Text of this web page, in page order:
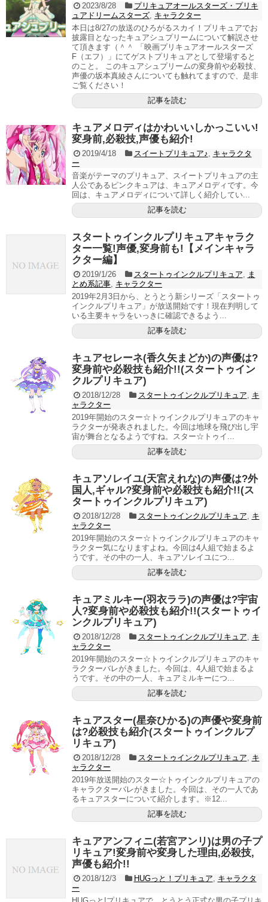
2023/8/28
プリキュアオールスターズ・プリキ
ュアドリームスターズ キャラクター
本日は8/27の放送のひろがるスカイ！プリキュアでお
披露目となったキュアシュプリームについて解説させ
て頂きます（＾＾ 「映画プリキュアオールスターズ
F（エフ）」にてゲストプリキュアとして登場すると
のこと。 このキュアシュプリームの変身前や必殺技、
声優の坂本真綾さんについても触れてますので、是非
ご覧ください！
記事を読む
キュアメロディはかわいいしかっこいい!
変身前,必殺技,声優も紹介!
2019/4/18 スイートプリキュア♪
キャラクタ
ー
音楽がテーマのプリキュア、スイートプリキュアの主
人公であるピンクキュアは、キュアメロディです。今
回は、キュアメロディについて詳しく紹介してい...
記事を読む
スタートゥインクルプリキュアキャラク
ター一覧!声優,変身前も!【メインキャラ
クター編】
2019/1/26 スタートゥインクルプリキュア
ま
とめ系記事 キャラクター
2019年2月3日から、とうとう新シリーズ「スタートゥ
インクルプリキュア」が放送開始です！現在判明して
いる主要キャラをいっきに確認できるよう...
記事を読む
キュアセレーネ(香久矢まどか)の声優は?
変身前や必殺技も紹介!!(スタートゥイン
クルプリキュア)
2018/12/28 スタートゥインクルプリキュア
キ
ャラクター
2019年開始のスター☆トゥインクルプリキュアのキャ
ラクターが発表されました。今回は地球を飛び出し宇
宙が舞台となるようですね。スター☆トゥイ...
記事を読む
キュアソレイユ(天宮えれな)の声優は?外
国人,ギャル?変身前や必殺技も紹介!!(ス
タートゥインクルプリキュア)
2018/12/28 スタートゥインクルプリキュア
キ
ャラクター
2019年開始のスター☆トゥインクルプリキュアのキャ
ラクター気になりますよね。今回は4人組で始まるよ
うです。その中の一人、キュアソレイユにつ...
記事を読む
キュアミルキー(羽衣ララ)の声優は?宇宙
人?変身前や必殺技も紹介!!(スタートゥイ
ンクルプリキュア)
2018/12/28 スタートゥインクルプリキュア
キ
ャラクター
2019年開始のスター☆トゥインクルプリキュアのキャ
ラクターバレがきました。今回は、4人組で始まるよ
うです。その中の一人、キュアミルキーにつ...
記事を読む
キュアスター(星奈ひかる)の声優や変身前
は?必殺技も紹介(スタートゥインクルプ
リキュア)
2018/12/28 スタートゥインクルプリキュア
キ
ャラクター
2019年放送開始のスター☆トゥインクルプリキュアの
キャラクターバレがきました。今回は、その一人であ
るキュアスターについて紹介します。※12...
記事を読む
キュアアンフィニ(若宮アンリ)は男の子プ
リキュア!変身前や変身した理由,必殺技,
声優も紹介!!
2018/12/3 HUGっと！プリキュア
キャラクタ
ー